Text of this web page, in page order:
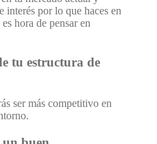
interés por lo que haces en
hora de pensar en
tu estructura de
ser más competitivo en